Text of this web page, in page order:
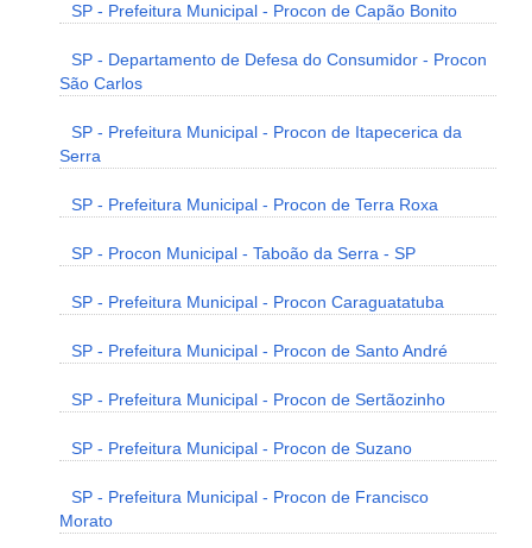
SP - Prefeitura Municipal - Procon de Capão Bonito
SP - Departamento de Defesa do Consumidor - Procon
São Carlos
SP - Prefeitura Municipal - Procon de Itapecerica da
Serra
SP - Prefeitura Municipal - Procon de Terra Roxa
SP - Procon Municipal - Taboão da Serra - SP
SP - Prefeitura Municipal - Procon Caraguatatuba
SP - Prefeitura Municipal - Procon de Santo André
SP - Prefeitura Municipal - Procon de Sertãozinho
SP - Prefeitura Municipal - Procon de Suzano
SP - Prefeitura Municipal - Procon de Francisco
Morato